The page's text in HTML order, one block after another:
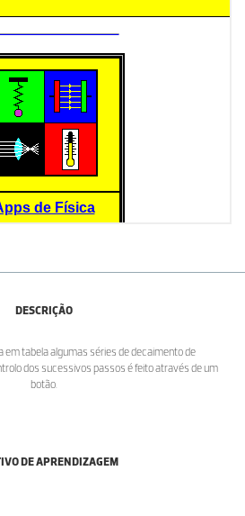
DESCRIÇÃO
em tabela algumas séries de decaimento de
dos sucessivos passos é feito através de um
botão.
DE APRENDIZAGEM